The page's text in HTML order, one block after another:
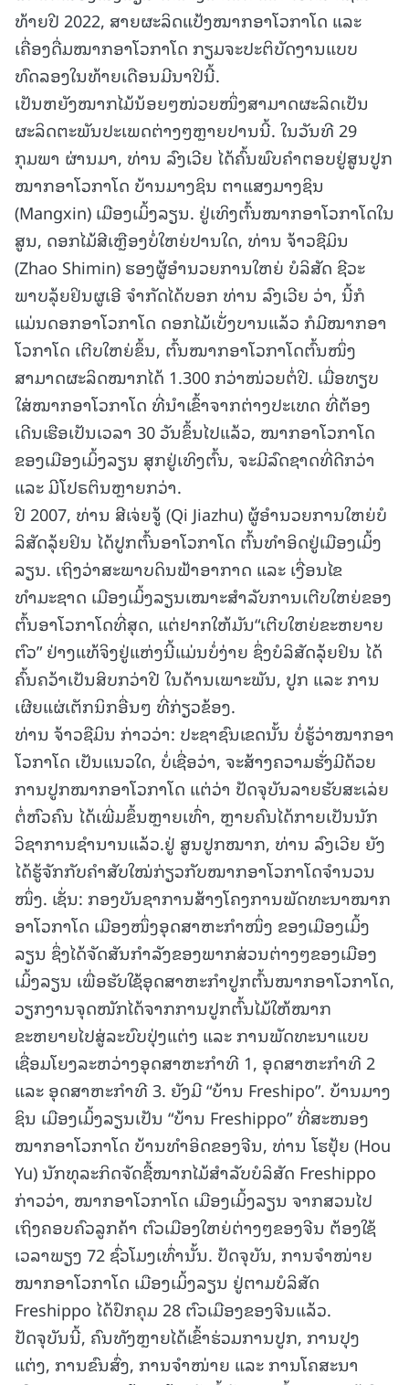
ທ້າຍປີ 2022, ສາຍຜະລິດແປ້ງໝາກອາໂວກາໂດ ແລະ
ເຄື່ອງດື່ມໝາກອາໂວກາໂດ ກຽມຈະປະຕິບັດງານແບບ
ທົດລອງໃນທ້າຍເດືອນມີນາປີນີ້.
ເປັນຫຍັງໝາກໄມ້ນ້ອຍໆໜ່ວຍໜຶ່ງສາມາດຜະລິດເປັນ
ຜະລິດຕະພັນປະເພດຕ່າງໆຫຼາຍປານນີ້. ໃນວັນທີ 29
ກຸມພາ ຜ່ານມາ, ທ່ານ ລົງເວີຍ ໄດ້ຄົ້ນພົບຄຳຕອບຢູ່ສູນປູກ
ໝາກອາໂວກາໂດ ບ້ານມາງຊິນ ຕາແສງມາງຊິນ
(Mangxin) ເມືອງເມິ້ງລຽນ. ຢູ່ເທິງຕົ້ນໝາກອາໂວກາໂດໃນ
ສູນ, ດອກໄມ້ສີເຫຼືອງບໍ່ໃຫຍ່ປານໃດ, ທ່ານ ຈ້າວຊືມິນ
(Zhao Shimin) ຮອງຜູ້ອຳນວຍການໃຫຍ່ ບໍລິສັດ ຊີວະ
ພາບລຸ້ຍຢິນຜູເອີ ຈຳກັດໄດ້ບອກ ທ່ານ ລົງເວີຍ ວ່າ, ນີ້ກໍ
ແມ່ນດອກອາໂວກາໂດ ດອກໄມ້ເບັ່ງບານແລ້ວ ກໍມີໝາກອາ
ໂວກາໂດ ເຕີບໃຫຍ່ຂຶ້ນ, ຕົ້ນໝາກອາໂວກາໂດຕົ້ນໜຶ່ງ
ສາມາດຜະລິດໝາກໄດ້ 1.300 ກວ່າໜ່ວຍຕໍ່ປີ. ເມື່ອທຽບ
ໃສ່ໝາກອາໂວກາໂດ ທີ່ນຳເຂົ້າຈາກຕ່າງປະເທດ ທີ່ຕ້ອງ
ເດີນເຮືອເປັນເວລາ 30 ວັນຂຶ້ນໄປແລ້ວ, ໝາກອາໂວກາໂດ
ຂອງເມືອງເມິ້ງລຽນ ສຸກຢູ່ເທິງຕົ້ນ, ຈະມີລົດຊາດທີ່ດີກວ່າ
ແລະ ມີໂປຣຕິນຫຼາຍກວ່າ.
ປີ 2007, ທ່ານ ສີເຈ່ຍຈູ້ (Qi Jiazhu) ຜູ້ອຳນວຍການໃຫຍ່ບໍ
ລິສັດລຸ້ຍຢິນ ໄດ້ປູກຕົ້ນອາໂວກາໂດ ຕົ້ນທຳອິດຢູ່ເມືອງເມິ້ງ
ລຽນ. ເຖິງວ່າສະພາບດິນຟ້າອາກາດ ແລະ ເງື່ອນໄຂ
ທຳມະຊາດ ເມືອງເມິ້ງລຽນເໝາະສຳລັບການເຕີບໃຫຍ່ຂອງ
ຕົ້ນອາໂວກາໂດທີ່ສຸດ, ແຕ່ຢາກໃຫ້ມັນ“ເຕີບໃຫຍ່ຂະຫຍາຍ
ຕົວ” ຢ່າງແທ້ຈິງຢູ່ແຫ່ງນີ້ແມ່ນບໍ່ງ່າຍ ຊຶ່ງບໍລິສັດລຸ້ຍຢິນ ໄດ້
ຄົ້ນຄວ້າເປັນສິບກວ່າປີ ໃນດ້ານເພາະພັນ, ປູກ ແລະ ການ
ເຜີຍແຜ່ເຕັກນິກອື່ນໆ ທີ່ກ່ຽວຂ້ອງ.
ທ່ານ ຈ້າວຊືມິນ ກ່າວວ່າ: ປະຊາຊົນເຂດນັ້ນ ບໍ່ຮູ້ວ່າໝາກອາ
ໂວກາໂດ ເປັນແນວໃດ, ບໍ່ເຊື່ອວ່າ, ຈະສ້າງຄວາມຮັ່ງມີດ້ວຍ
ການປູກໝາກອາໂວກາໂດ ແຕ່ວ່າ ປັດຈຸບັນລາຍຮັບສະເລ່ຍ
ຕໍ່ຫົວຄົນ ໄດ້ເພີ່ມຂຶ້ນຫຼາຍເທົ່າ, ຫຼາຍຄົນໄດ້ກາຍເປັນນັກ
ວິຊາການຊຳນານແລ້ວ.ຢູ່ ສູນປູກໝາກ, ທ່ານ ລົງເວີຍ ຍັງ
ໄດ້ຮູ້ຈັກກັບຄຳສັບໃໝ່ກ່ຽວກັບໝາກອາໂວກາໂດຈຳນວນ
ໜຶ່ງ. ເຊັ່ນ: ກອງບັນຊາການສ້າງໂຄງການພັດທະນາໝາກ
ອາໂວກາໂດ ເມືອງໜຶ່ງອຸດສາຫະກຳໜຶ່ງ ຂອງເມືອງເມິ້ງ
ລຽນ ຊຶ່ງໄດ້ຈັດສັນກຳລັງຂອງພາກສ່ວນຕ່າງໆຂອງເມືອງ
ເມິ້ງລຽນ ເພື່ອຮັບໃຊ້ອຸດສາຫະກຳປູກຕົ້ນໝາກອາໂວກາໂດ,
ວຽກງານຈຸດໜັກໄດ້ຈາກການປູກຕົ້ນໄມ້ໃຫ້ໝາກ
ຂະຫຍາຍໄປສູ່ລະບົບປຸ່ງແຕ່ງ ແລະ ການພັດທະນາແບບ
ເຊື່ອມໂຍງລະຫວ່າງອຸດສາຫະກຳທີ 1, ອຸດສາຫະກຳທີ 2
ແລະ ອຸດສາຫະກຳທີ 3. ຍັງມີ “ບ້ານ Freshipo”. ບ້ານມາງ
ຊິນ ເມືອງເມິ້ງລຽນເປັນ “ບ້ານ Freshippo” ທີ່ສະໜອງ
ໝາກອາໂວກາໂດ ບ້ານທຳອິດຂອງຈີນ, ທ່ານ ໂຮຢຸ້ຍ (Hou
Yu) ນັກທຸລະກິດຈັດຊື້ໝາກໄມ້ສຳລັບບໍລິສັດ Freshippo
ກ່າວວ່າ, ໝາກອາໂວກາໂດ ເມືອງເມິ້ງລຽນ ຈາກສວນໄປ
ເຖິງຄອບຄົວລູກຄ້າ ຕົວເມືອງໃຫຍ່ຕ່າງໆຂອງຈີນ ຕ້ອງໃຊ້
ເວລາພຽງ 72 ຊົ່ວໂມງເທົ່ານັ້ນ. ປັດຈຸບັນ, ການຈຳໜ່າຍ
ໝາກອາໂວກາໂດ ເມືອງເມິ້ງລຽນ ຢູ່ຕາມບໍລິສັດ
Freshippo ໄດ້ປົກຄຸມ 28 ຕົວເມືອງຂອງຈີນແລ້ວ.
ປັດຈຸບັນນີ້, ຄົນທັງຫຼາຍໄດ້ເຂົ້າຮ່ວມການປູກ, ການປຸງ
ແຕ່ງ, ການຂົນສົ່ງ, ການຈຳໜ່າຍ ແລະ ການໂຄສະນາ